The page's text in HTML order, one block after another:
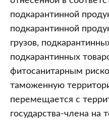
подкарантинной
подкарантинной
грузов,
подкарантинных
фитосанитарным
таможенную
перемещается с
государства-члена на